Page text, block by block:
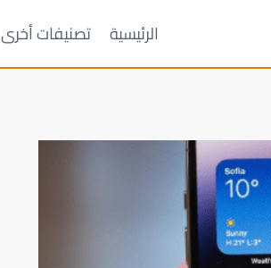
الرئيسية تصنيفات أخرى